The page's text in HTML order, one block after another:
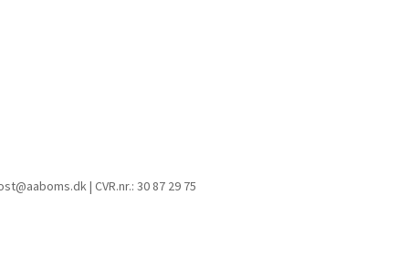
| CVR.nr.: 30 87 29 75